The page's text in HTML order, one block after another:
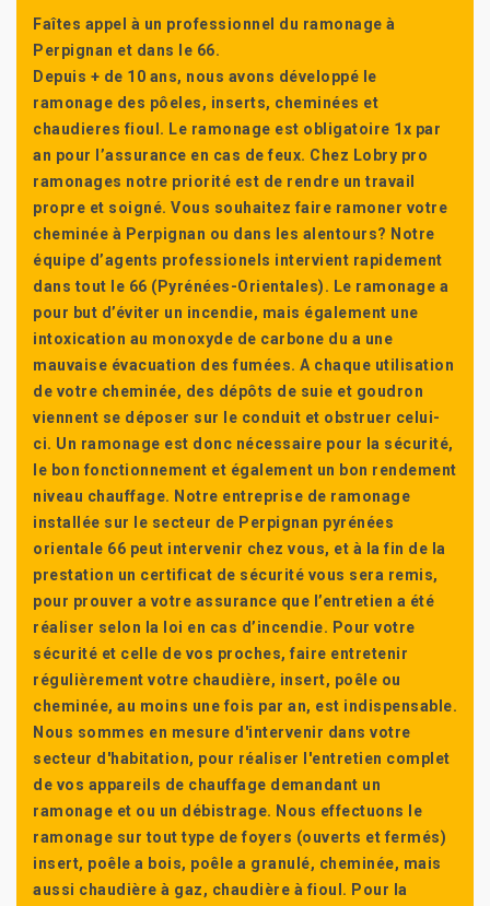
Faîtes appel à un professionnel du ramonage à
Perpignan et dans le 66.
Depuis + de 10 ans, nous avons développé le
ramonage des pôeles, inserts, cheminées et
chaudieres fioul. Le ramonage est obligatoire 1x par
an pour l’assurance en cas de feux. Chez Lobry pro
ramonages notre priorité est de rendre un travail
propre et soigné. Vous souhaitez faire ramoner votre
cheminée à Perpignan ou dans les alentours? Notre
équipe d’agents professionels intervient rapidement
dans tout le 66 (Pyrénées-Orientales). Le ramonage a
pour but d’éviter un incendie, mais également une
intoxication au monoxyde de carbone du a une
mauvaise évacuation des fumées. A chaque utilisation
de votre cheminée, des dépôts de suie et goudron
viennent se déposer sur le conduit et obstruer celui-
ci. Un ramonage est donc nécessaire pour la sécurité,
le bon fonctionnement et également un bon rendement
niveau chauffage. Notre entreprise de ramonage
installée sur le secteur de Perpignan pyrénées
orientale 66 peut intervenir chez vous, et à la fin de la
prestation un certificat de sécurité vous sera remis,
pour prouver a votre assurance que l’entretien a été
réaliser selon la loi en cas d’incendie. Pour votre
sécurité et celle de vos proches, faire entretenir
régulièrement votre chaudière, insert, poêle ou
cheminée, au moins une fois par an, est indispensable.
Nous sommes en mesure d'intervenir dans votre
secteur d'habitation, pour réaliser l'entretien complet
de vos appareils de chauffage demandant un
ramonage et ou un débistrage. Nous effectuons le
ramonage sur tout type de foyers (ouverts et fermés)
insert, poêle a bois, poêle a granulé, cheminée, mais
aussi chaudière à gaz, chaudière à fioul. Pour la